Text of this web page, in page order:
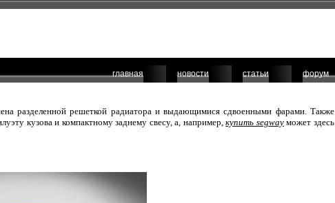
главная новости статьи форум
разделенной решеткой радиатора и выдающимися сдвоенными фарами. Также
кузова и компактному заднему свесу, а, например,купить segwayможет здесь